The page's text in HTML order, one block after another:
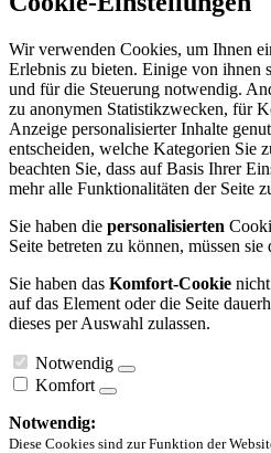
Wir verwenden Cookies, um Ihnen
Erlebnis zu bieten. Einige von ihnen
und für die Steuerung notwendig.
zu anonymen Statistikzwecken, für
Anzeige personalisierter Inhalte
entscheiden, welche Kategorien Sie
beachten Sie, dass auf Basis Ihrer
mehr alle Funktionalitäten der Seite
Sie haben die personalisierten
Seite betreten zu können, müssen
Sie haben das Komfort-Cookie
auf das Element oder die Seite
dieses per Auswahl zulassen.
Notwendig
Komfort
Notwendig:
Diese Cookies sind zur Funktion der